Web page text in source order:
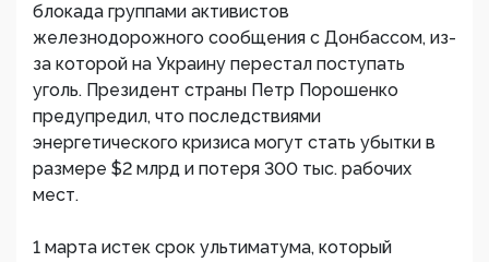
блокада группами активистов
железнодорожного сообщения с Донбассом, из-
за которой на Украину перестал поступать
уголь. Президент страны Петр Порошенко
предупредил, что последствиями
энергетического кризиса могут стать убытки в
размере $2 млрд и потеря 300 тыс. рабочих
мест.
1 марта истек срок ультиматума, который